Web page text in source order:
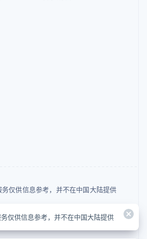
仅供信息参考，并不在中国大陆提供
仅供信息参考，并不在中国大陆提供